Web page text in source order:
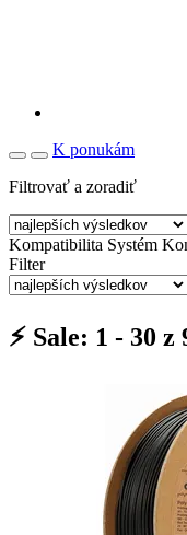
K ponukám
Filtrovať a zoradiť
Kompatibilita Systém
Filter
⚡ Sale: 1 - 30